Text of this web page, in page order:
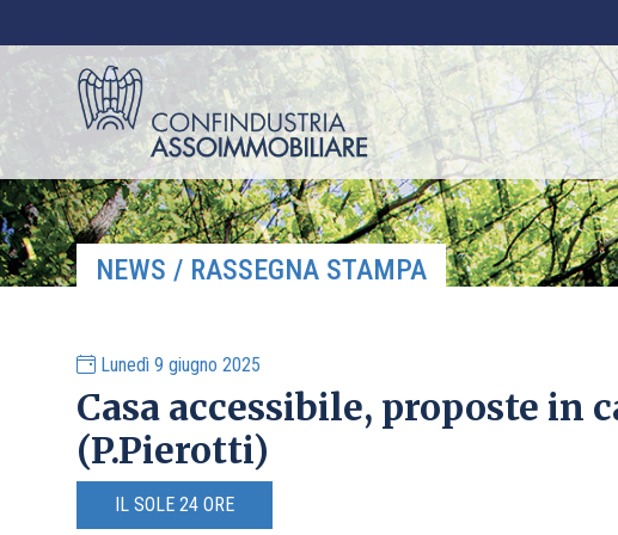
NEWS / RASSEGNA STAMPA
Lunedì 9 giugno 2025
Casa accessibile, proposte in
(P.Pierotti)
IL SOLE 24 ORE